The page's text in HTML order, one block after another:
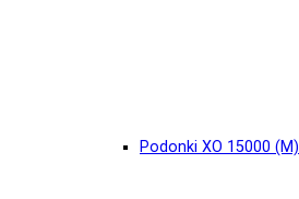
Podonki XO 15000 (М)